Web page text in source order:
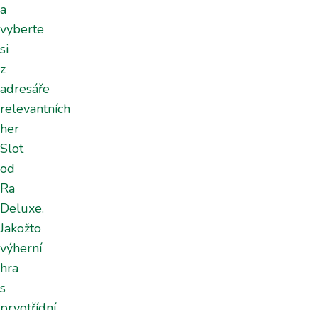
a
vyberte
si
z
adresáře
relevantních
her
Slot
od
Ra
Deluxe.
Jakožto
výherní
hra
s